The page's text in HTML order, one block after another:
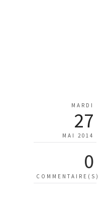
MARDI
27
MAI 2014
0
COMMENTAIRE(S)